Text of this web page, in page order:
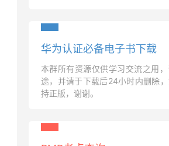
华为认证必备电子书下载
本群所有资源仅供学习交流之用
途，并请于下载后24小时内删除
持正版，谢谢。